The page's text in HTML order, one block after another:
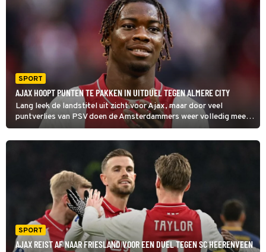
SPORT
AJAX HOOPT PUNTEN TE PAKKEN IN UITDUEL TEGEN ALMERE CITY
Lang leek de landstitel uit zicht voor Ajax, maar door veel
puntverlies van PSV doen de Amsterdammers weer volledig mee.
De ploeg van trainer Francesco Farioli neemt het in een uitwedstrijd
op tegen laagvlieger Almere City.
SPORT
AJAX REIST AF NAAR FRIESLAND VOOR EEN DUEL TEGEN SC HEERENVEEN